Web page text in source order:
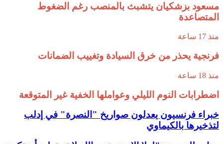
مسعود بزشكيان يتشبث بالمنصب رغم الضغوط
المتصاعدة
منذ 17 ساعة
فرنجية يحذر من خرق السيادة وتغييب الضمانات
منذ 18 ساعة
اضطرابات النوم الليلي وعواملها الخفية غير المتوقعة
خبراء فرنسيون يعدلون صواريخ "النصرة" في إدلب
لتذخيرها بالكيماوي